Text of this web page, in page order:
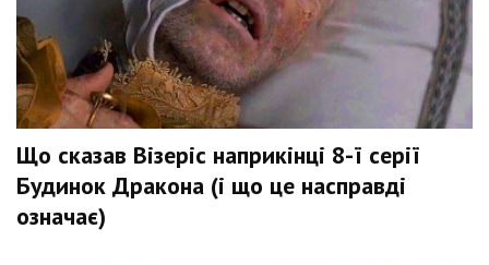
Що сказав Візеріс наприкінці 8-ї серії
Будинок Дракона (і що це насправді
означає)